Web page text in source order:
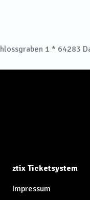
1 * 64283
ztix Ticketsystem
Impressum